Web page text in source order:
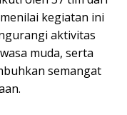
kegiatan ini
aktivitas
muda, serta
semangat